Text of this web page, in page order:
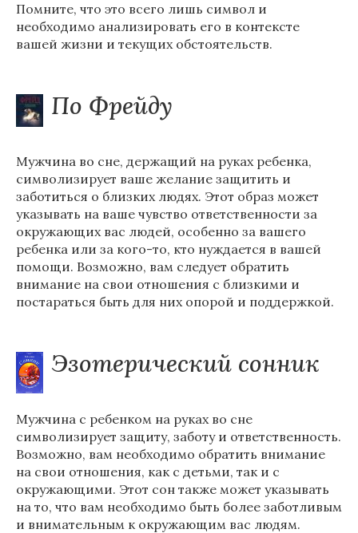
Помните, что это всего лишь символ и
необходимо анализировать его в контексте
вашей жизни и текущих обстоятельств.
По Фрейду
Мужчина во сне, держащий на руках ребенка,
символизирует ваше желание защитить и
заботиться о близких людях. Этот образ может
указывать на ваше чувство ответственности за
окружающих вас людей, особенно за вашего
ребенка или за кого-то, кто нуждается в вашей
помощи. Возможно, вам следует обратить
внимание на свои отношения с близкими и
постараться быть для них опорой и поддержкой.
Эзотерический сонник
Мужчина с ребенком на руках во сне
символизирует защиту, заботу и ответственность.
Возможно, вам необходимо обратить внимание
на свои отношения, как с детьми, так и с
окружающими. Этот сон также может указывать
на то, что вам необходимо быть более заботливым
и внимательным к окружающим вас людям.